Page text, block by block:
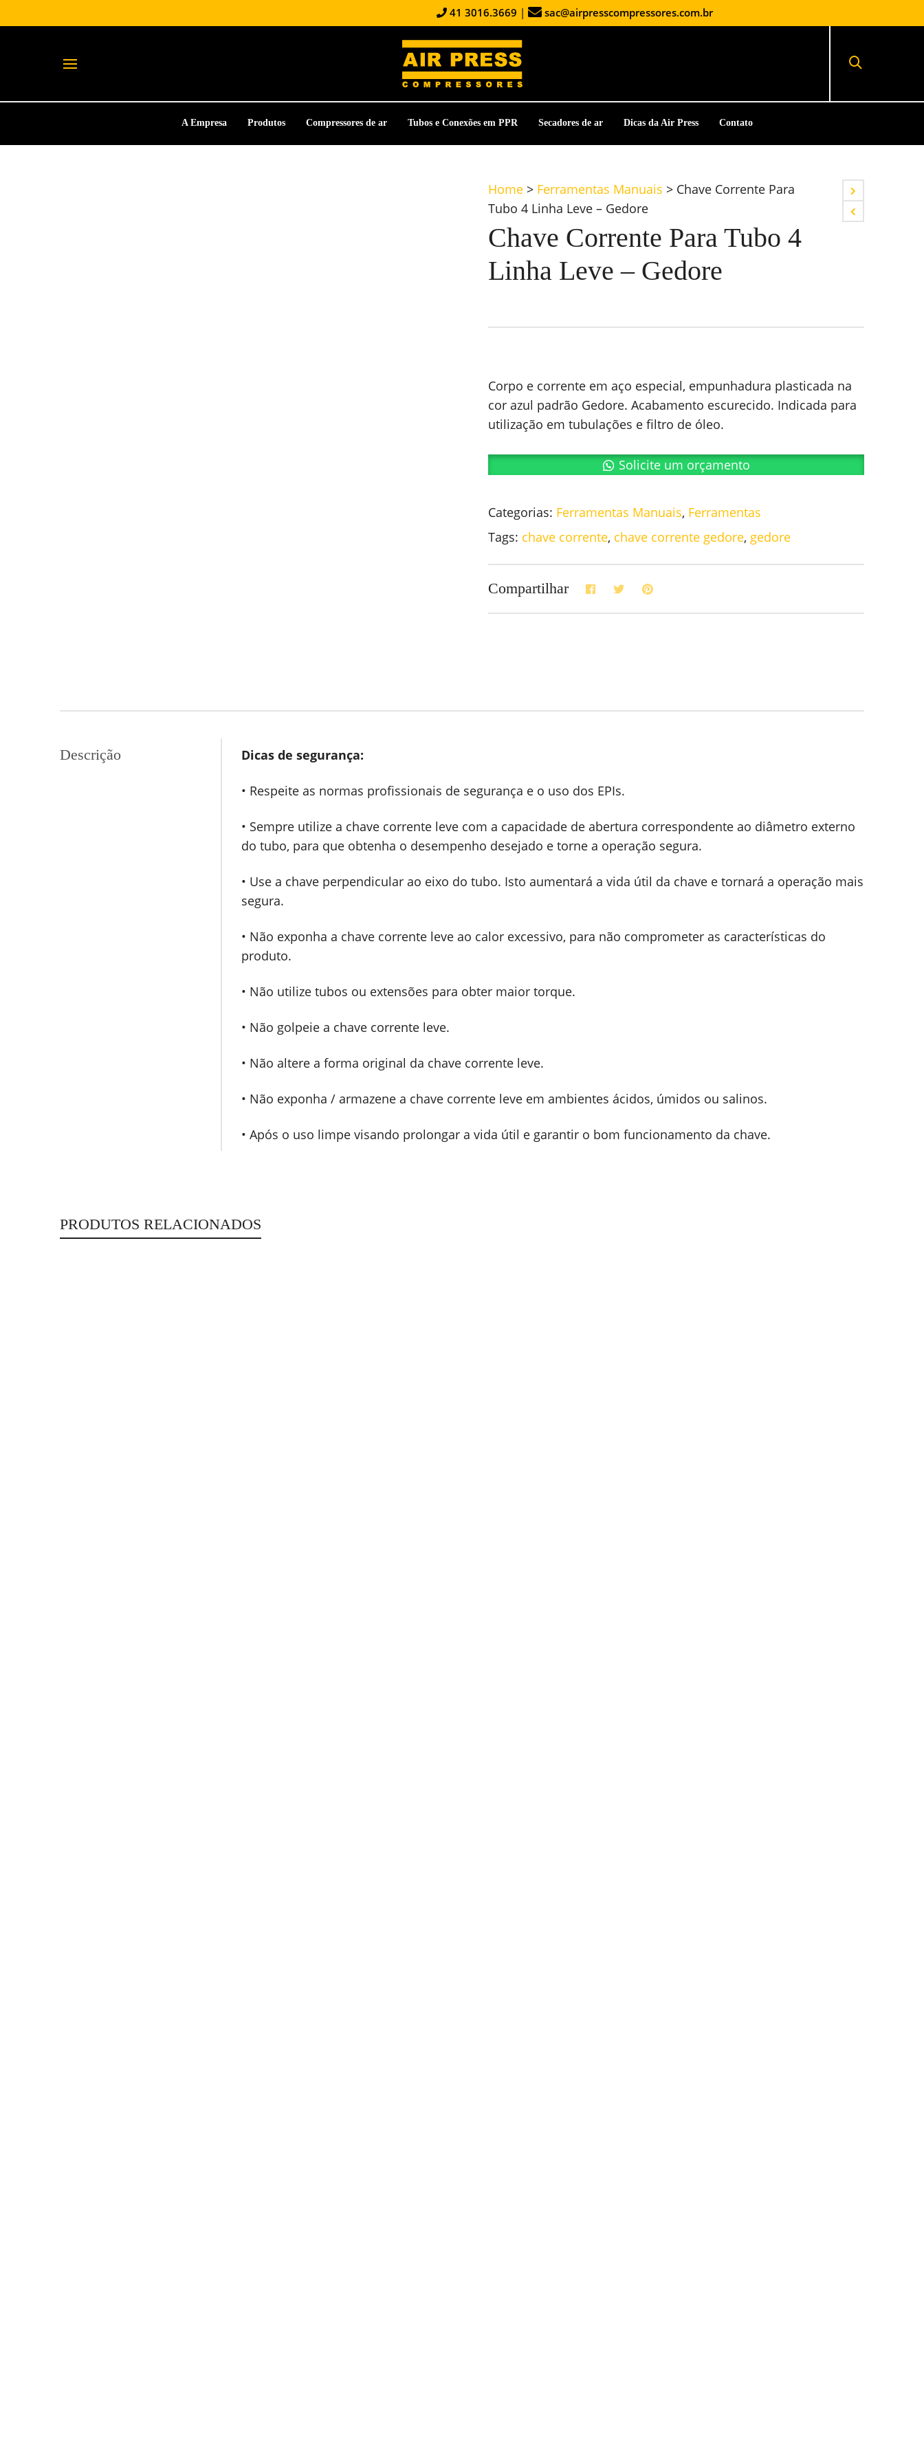
41 3016.3669 | sac@airpresscompressores.com.br
A Empresa Produtos Compressores de ar Tubos e Conexões em PPR Secadores de ar Dicas da Air Press Contato
Home > Ferramentas Manuais > Chave Corrente Para
Tubo 4 Linha Leve – Gedore
Chave Corrente Para Tubo 4
Linha Leve – Gedore
Corpo e corrente em aço especial, empunhadura plasticada na
cor azul padrão Gedore. Acabamento escurecido. Indicada para
utilização em tubulações e filtro de óleo.
Solicite um orçamento
Categorias: Ferramentas Manuais, Ferramentas
Tags: chave corrente, chave corrente gedore, gedore
Compartilhar
Descrição Dicas de segurança:
• Respeite as normas profissionais de segurança e o uso dos EPIs.
• Sempre utilize a chave corrente leve com a capacidade de abertura correspondente ao diâmetro externo
do tubo, para que obtenha o desempenho desejado e torne a operação segura.
• Use a chave perpendicular ao eixo do tubo. Isto aumentará a vida útil da chave e tornará a operação mais
segura.
• Não exponha a chave corrente leve ao calor excessivo, para não comprometer as características do
produto.
• Não utilize tubos ou extensões para obter maior torque.
• Não golpeie a chave corrente leve.
• Não altere a forma original da chave corrente leve.
• Não exponha / armazene a chave corrente leve em ambientes ácidos, úmidos ou salinos.
• Após o uso limpe visando prolongar a vida útil e garantir o bom funcionamento da chave.
PRODUTOS RELACIONADOS